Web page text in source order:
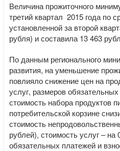
Величина прожиточного
третий квартал 2015 года по
установленной за второй
рубля) и составила 13 463
По данным регионального
развития, на уменьшение
повлияло снижение цен на
услуг, размеров
стоимость набора продуктов
потребительской корзине
стоимость
рублей), стоимость услуг – на
обязательных платежей и